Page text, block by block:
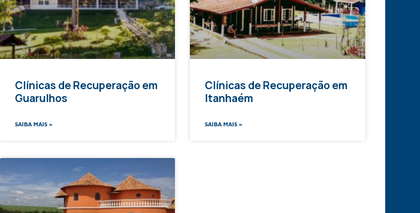
Clínicas de Recuperação em
Guarulhos
SAIBA MAIS »
Clínicas de Recuperação em
Itanhaém
SAIBA MAIS »